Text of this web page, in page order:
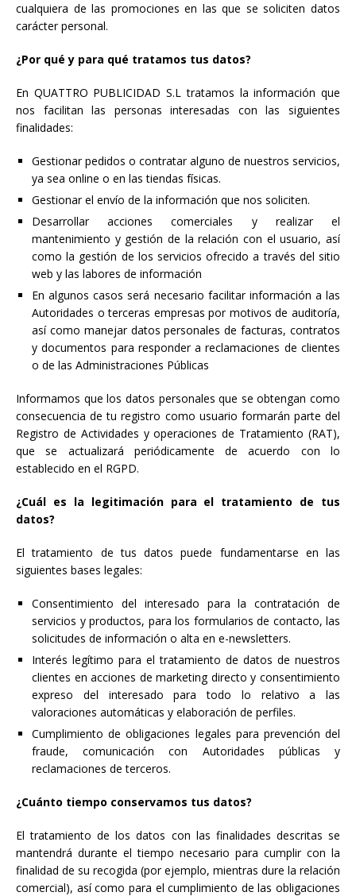
cualquiera de las promociones en las que se soliciten datos
carácter personal.
¿Por qué y para qué tratamos tus datos?
En QUATTRO PUBLICIDAD S.L tratamos la información que
nos facilitan las personas interesadas con las siguientes
finalidades:
Gestionar pedidos o contratar alguno de nuestros servicios,
ya sea online o en las tiendas físicas.
Gestionar el envío de la información que nos soliciten.
Desarrollar acciones comerciales y realizar el
mantenimiento y gestión de la relación con el usuario, así
como la gestión de los servicios ofrecido a través del sitio
web y las labores de información
En algunos casos será necesario facilitar información a las
Autoridades o terceras empresas por motivos de auditoría,
así como manejar datos personales de facturas, contratos
y documentos para responder a reclamaciones de clientes
o de las Administraciones Públicas
Informamos que los datos personales que se obtengan como
consecuencia de tu registro como usuario formarán parte del
Registro de Actividades y operaciones de Tratamiento (RAT),
que se actualizará periódicamente de acuerdo con lo
establecido en el RGPD.
¿Cuál es la legitimación para el tratamiento de tus
datos?
El tratamiento de tus datos puede fundamentarse en las
siguientes bases legales:
Consentimiento del interesado para la contratación de
servicios y productos, para los formularios de contacto, las
solicitudes de información o alta en e-newsletters.
Interés legítimo para el tratamiento de datos de nuestros
clientes en acciones de marketing directo y consentimiento
expreso del interesado para todo lo relativo a las
valoraciones automáticas y elaboración de perfiles.
Cumplimiento de obligaciones legales para prevención del
fraude, comunicación con Autoridades públicas y
reclamaciones de terceros.
¿Cuánto tiempo conservamos tus datos?
El tratamiento de los datos con las finalidades descritas se
mantendrá durante el tiempo necesario para cumplir con la
finalidad de su recogida (por ejemplo, mientras dure la relación
comercial), así como para el cumplimiento de las obligaciones